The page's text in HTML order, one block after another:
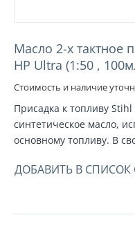
Масло 2-х тактное
HP Ultra (1:50 ,
Стоимость и наличие
Присадка к топливу
синтетическое масло,
основному топливу. В
ДОБАВИТЬ В СПИСОК